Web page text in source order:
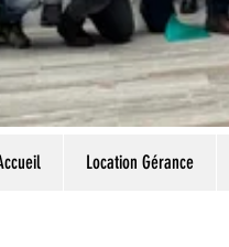
Location Gérance